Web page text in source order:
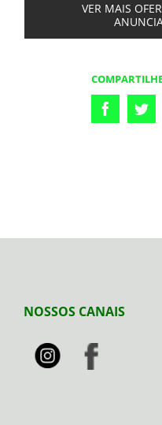
VER MAIS
Facebook
NOSSOS CANAIS